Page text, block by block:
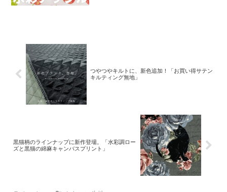
つやつやキルトに、新色追加！「お買い得サテン
キルティング無地」
黒猫柄のラインナップに新作登場。「水彩調ロー
ズと黒猫の綿麻キャンバスプリント」